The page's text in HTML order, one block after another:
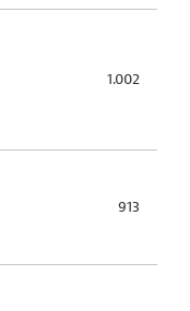
1.002
913